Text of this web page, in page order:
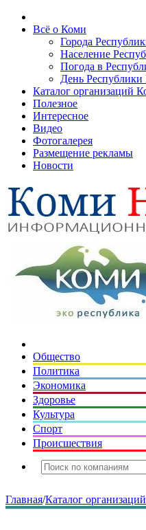
Всё о Коми
Города
Население
Погода в
День
Каталог организаций
Полезное
Интересное
Видео
Фотогалерея
Размещение рекламы
Новости
Общество
Политика
Экономика
Здоровье
Культура
Спорт
Происшествия
Главная/Каталог